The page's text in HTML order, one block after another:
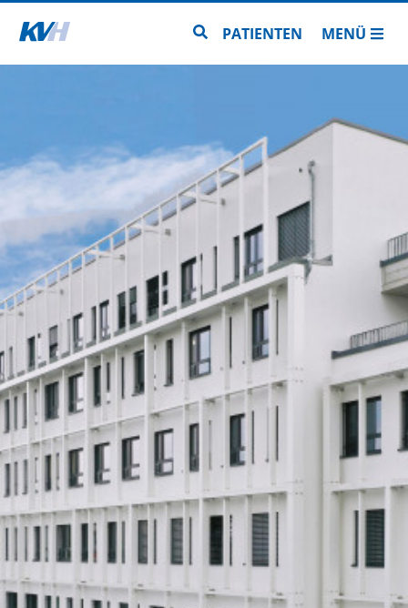
Zur Startseite Zur Seitensuche
PATIENTEN MENÜ